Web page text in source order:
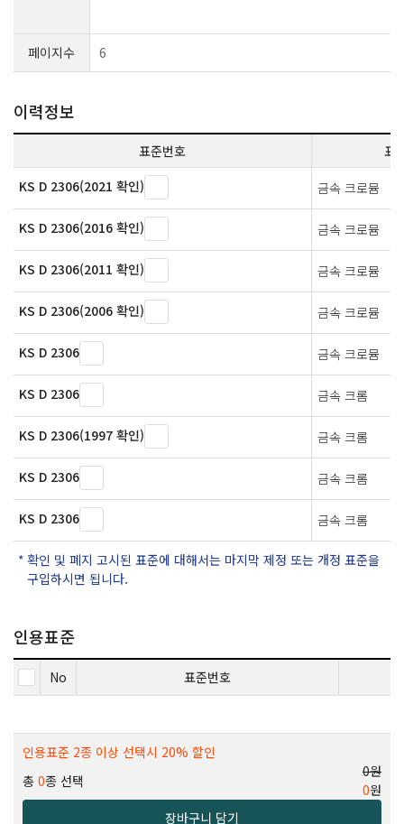
페이지수 6
이력정보
표준번호
표
KS D 2306(2021 확인)
금속 크로뮴
KS D 2306(2016 확인) 금속 크로뮴
KS D 2306(2011 확인) 금속 크로뮴
KS D 2306(2006 확인) 금속 크로뮴
KS D 2306 금속 크로뮴
KS D 2306 금속 크롬
KS D 2306(1997 확인) 금속 크롬
KS D 2306 금속 크롬
KS D 2306 금속 크롬
확인 및 폐지 고시된 표준에 대해서는 마지막 제정 또는 개정 표준을
구입하시면 됩니다.
인용표준
No 표준번호
인용표준 2종 이상 선택시 20% 할인
총 0종 선택
0원
0원
장바구니 담기